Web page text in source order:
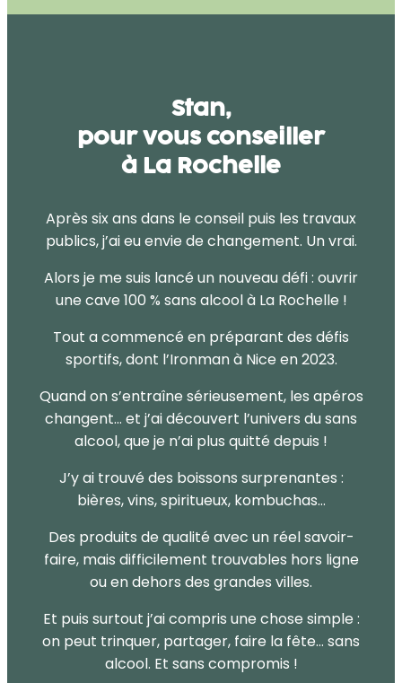
Stan,
pour vous conseiller
à La Rochelle
Après six ans dans le conseil puis les travaux
publics, j’ai eu envie de changement. Un vrai.
Alors je me suis lancé un nouveau défi : ouvrir
une cave 100 % sans alcool à La Rochelle !
Tout a commencé en préparant des défis
sportifs, dont l’Ironman à Nice en 2023.
Quand on s’entraîne sérieusement, les apéros
changent… et j’ai découvert l’univers du sans
alcool, que je n’ai plus quitté depuis !
J’y ai trouvé des boissons surprenantes :
bières, vins, spiritueux, kombuchas…
Des produits de qualité avec un réel savoir-
faire, mais ​difficilement trouvables hors ligne
ou en dehors des grandes villes.
Et puis surtout j’ai compris une chose simple :
on peut trinquer, partager, faire la fête… sans
alcool. Et sans compromis !